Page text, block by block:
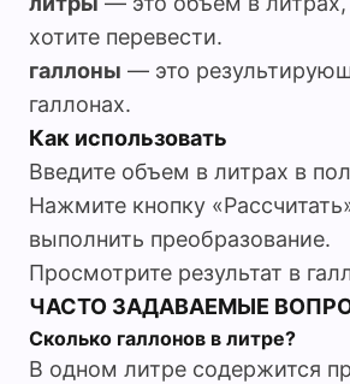
хотите перевести.
галлоны — это
галлонах.
Как использовать
Введите объем в литрах в
Нажмите кнопку
выполнить преобразование.
Просмотрите результат в
ЧАСТО ЗАДАВАЕМЫЕ
Сколько галлонов в литре?
В одном литре содержится